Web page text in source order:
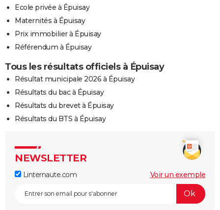
Ecole privée à Épuisay
Maternités à Épuisay
Prix immobilier à Épuisay
Référendum à Épuisay
Tous les résultats officiels à Épuisay
Résultat municipale 2026 à Épuisay
Résultats du bac à Épuisay
Résultats du brevet à Épuisay
Résultats du BTS à Épuisay
NEWSLETTER
Linternaute.com Voir un exemple